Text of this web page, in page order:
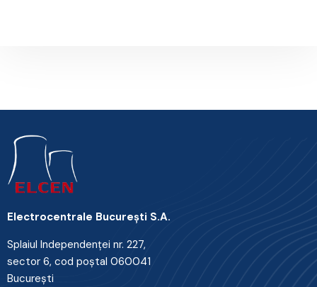
Electrocentrale Bucureşti S.A.
Splaiul Independenţei nr. 227,
sector 6, cod poştal 060041
Bucureşti